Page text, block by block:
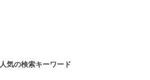
人気の検索キーワード